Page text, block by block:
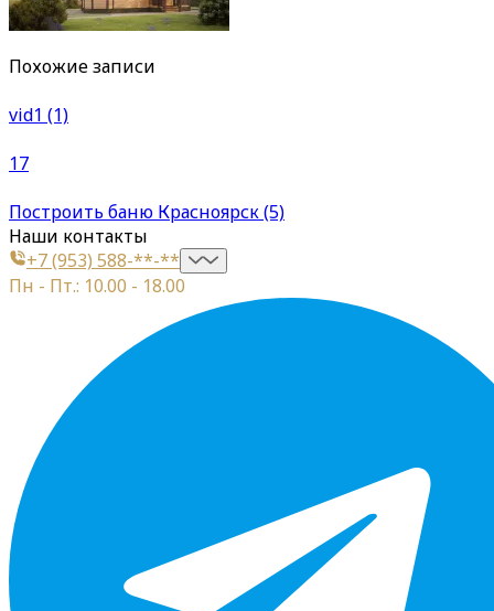
Похожие записи
vid1 (1)
17
Построить баню Красноярск (5)
Наши контакты
+7 (953) 588-**-**
Пн - Пт.: 10.00 - 18.00